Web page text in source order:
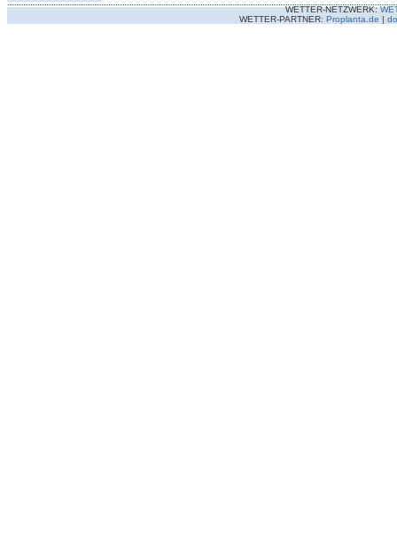
WETTER-NETZWERK:
WETTER-PARTNER: Proplanta.de |